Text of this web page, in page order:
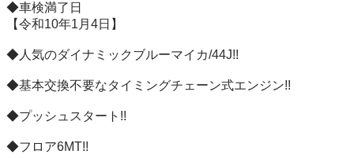
◆車検満了日
【令和10年1月4日】
◆人気のダイナミックブルーマイカ/44J!!
◆基本交換不要なタイミングチェーン式エンジン!!
◆プッシュスタート!!
◆フロア6MT!!